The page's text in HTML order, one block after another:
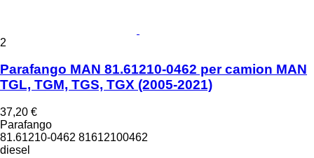
2
Parafango MAN 81.61210-0462 per camion MAN
TGL, TGM, TGS, TGX (2005-2021)
37,20 €
Parafango
81.61210-0462 81612100462
diesel